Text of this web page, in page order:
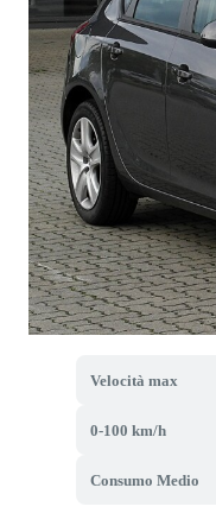
Velocità max
0-100 km/h
Consumo Medio